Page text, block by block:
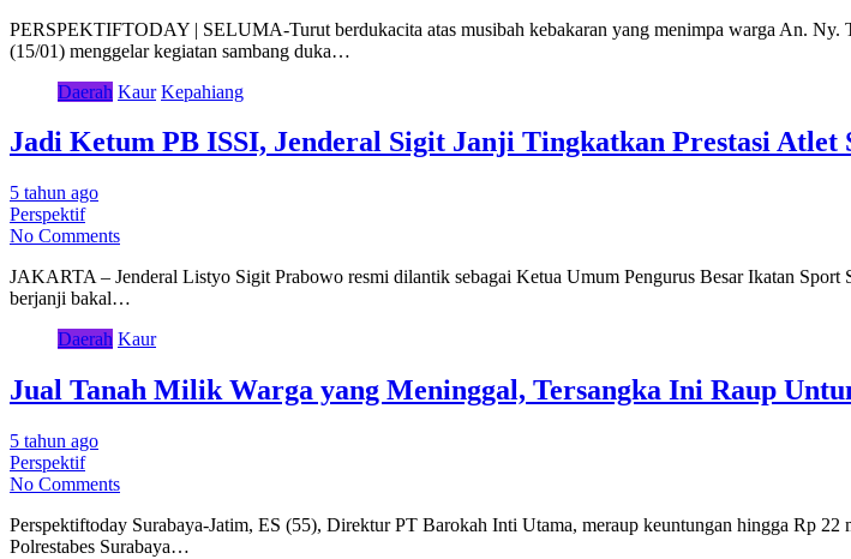
PERSPEKTIFTODAY | SELUMA-Turut berdukacita atas musibah kebakaran yang menimpa warga An.
(15/01) menggelar kegiatan sambang duka…
Daerah Kaur Kepahiang
Jadi Ketum PB ISSI, Jenderal Sigit Janji Tingkatkan Prestasi Atlet
5 tahun ago
Perspektif
No Comments
JAKARTA – Jenderal Listyo Sigit Prabowo resmi dilantik sebagai Ketua Umum Pengurus Besar Ikatan
berjanji bakal…
Daerah Kaur
Jual Tanah Milik Warga yang Meninggal, Tersangka Ini Raup
5 tahun ago
Perspektif
No Comments
Perspektiftoday Surabaya-Jatim, ES (55), Direktur PT Barokah Inti Utama, meraup keuntungan hingga Rp
Polrestabes Surabaya…